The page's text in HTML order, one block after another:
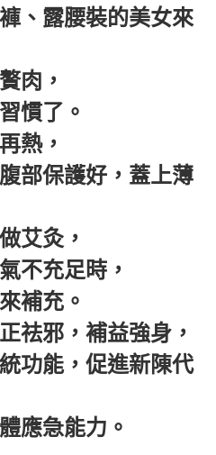
、露腰裝的美女來
肉，
慣了。
熱，
部保護好，蓋上薄
艾灸，
不充足時，
補充。
祛邪，補益強身，
功能，促進新陳代
應急能力。